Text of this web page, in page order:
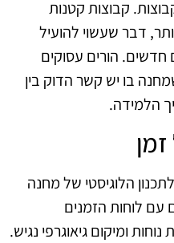
קבוצות קטנות
דבר שעשוי להועיל
הורים עסוקים
בו יש קשר הדוק בין
הלמידה.
זמן
הלוגיסטי של מחנה
עם לוחות הזמנים
ומיקום גיאוגרפי נגיש.